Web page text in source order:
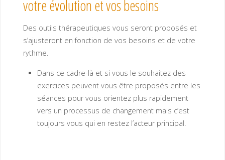
votre évolution et vos besoins
Des outils thérapeutiques vous seront proposés et
s’ajusteront en fonction de vos besoins et de votre
rythme.
Dans ce cadre-là et si vous le souhaitez des
exercices peuvent vous être proposés entre les
séances pour vous orientez plus rapidement
vers un processus de changement mais c’est
toujours vous qui en restez l’acteur principal.